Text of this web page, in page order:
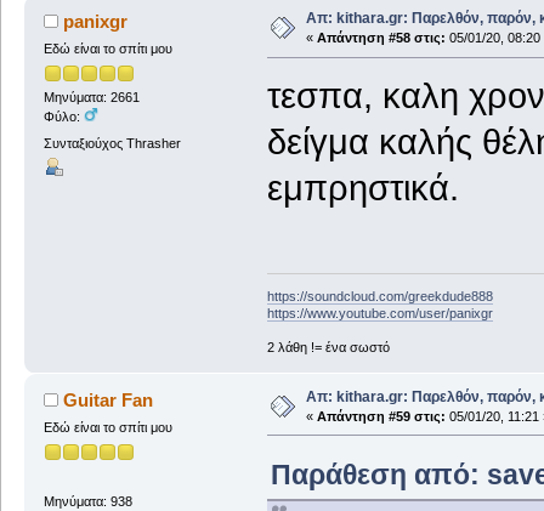
panixgr
Εδώ είναι το σπίτι μου
Μηνύματα: 2661
Φύλο:
Συνταξιούχος Thrasher
Απ: kithara.gr: Παρελθόν, παρόν,
« Απάντηση #58 στις: 05/01/20, 08:20
τεσπα, καλη
δείγμα καλής
εμπρηστικά.
https://soundcloud.com/greekdude888
https://www.youtube.com/user/panixgr
2 λάθη != ένα σωστό
Guitar Fan
Εδώ είναι το σπίτι μου
Μηνύματα: 938
Απ: kithara.gr: Παρελθόν, παρόν,
« Απάντηση #59 στις: 05/01/20, 11:21
Παράθεση από: